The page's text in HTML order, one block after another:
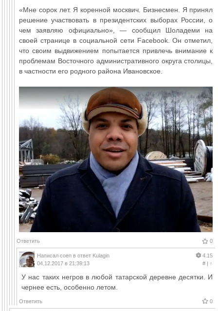
«Мне сорок лет. Я коренной москвич. Бизнесмен. Я принял
решение участвовать в президентских выборах России, о
чем заявляю официально», — сообщил Шоладеми на
своей странице в социальной сети Facebook. Он отметил,
что своим выдвижением попытается привлечь внимание к
проблемам Восточного административного округа столицы,
в частности его родного района Ивановское.
Ответить 0
Написал coen в ответ Kulagin
04.12.2017 в 21:39:13
4.15
#| ↑
У нас таких негров в любой татарской деревне десятки. И
чернее есть, особенно летом.
Ответить 0